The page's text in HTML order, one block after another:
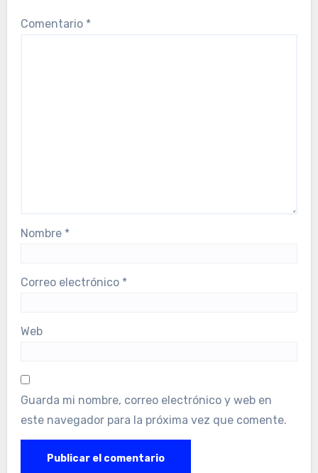
Comentario *
Nombre *
Correo electrónico *
Web
Guarda mi nombre, correo electrónico y web en
este navegador para la próxima vez que comente.